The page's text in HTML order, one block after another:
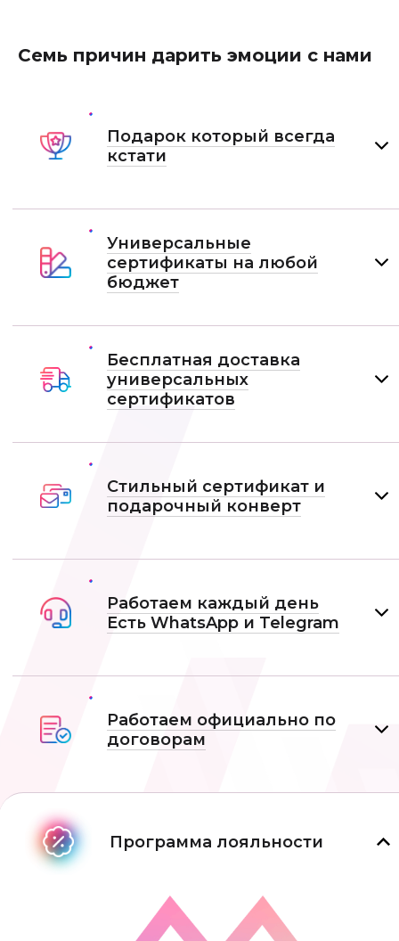
Семь причин дарить эмоции с нами
Подарок который всегда
кстати
Универсальные
сертификаты на любой
бюджет
Бесплатная доставка
универсальных
сертификатов
Стильный сертификат и
подарочный конверт
Работаем каждый день
Есть WhatsApp и Telеgram
Работаем официально по
договорам
Программа лояльности